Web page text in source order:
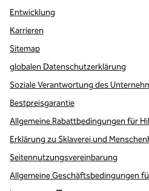
Entwicklung
Karrieren
Sitemap
globalen Datenschutzerklärung
Soziale Verantwortung des
Bestpreisgarantie
Allgemeine Rabattbedingungen für
Erklärung zu Sklaverei und
Seitennutzungsvereinbarung
Allgemeine Geschäftsbedingungen